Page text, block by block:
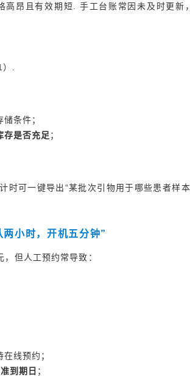
昂且有效期短. 手工台账常因未及时更新
.
条件；
存是否充足 ；
时可一键导出“某批次引物用于哪些患者样
小时，开机五分钟”
但人工预约常导致：
线预约；
到期日 ；